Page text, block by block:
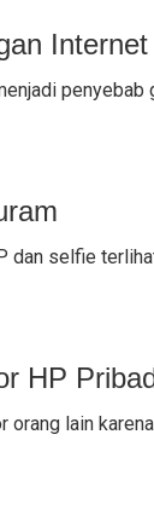
penyebab
dan selfie
HP
orang lain